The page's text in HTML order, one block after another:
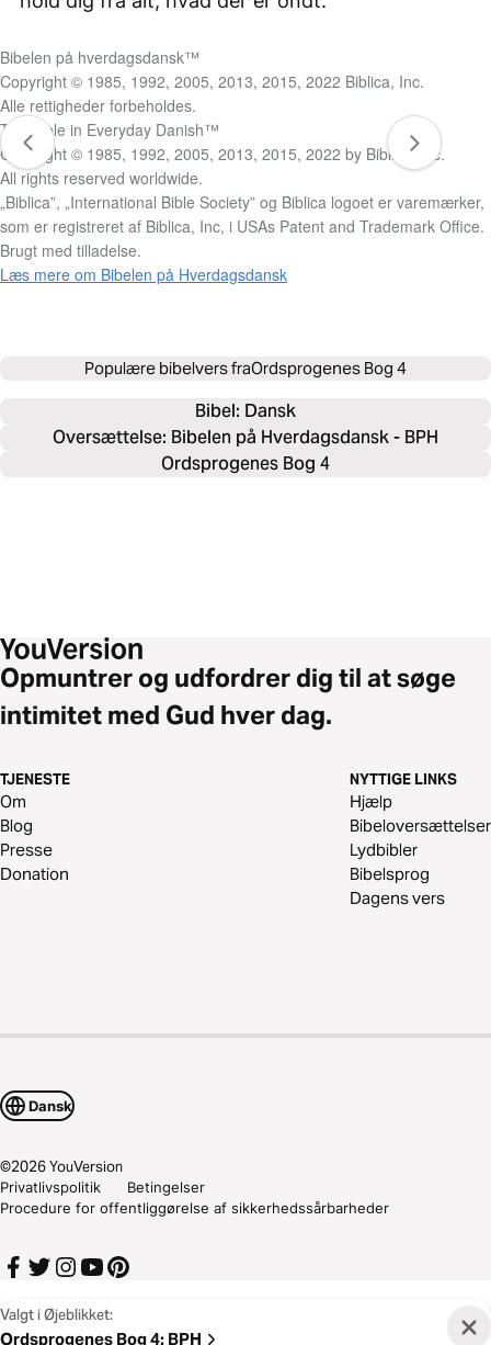
Valgt i Øjeblikket:
Ordsprogenes Bog 4: BPH
Bibelen på hverdagsdansk™
Copyright © 1985, 1992, 2005, 2013, 2015, 2022 Biblica, Inc.
Alle rettigheder forbeholdes.
The Bible in Everyday Danish™
Copyright © 1985, 1992, 2005, 2013, 2015, 2022 by Biblica, Inc.
All rights reserved worldwide.
„Biblica”, „International Bible Society” og Biblica logoet er varemærker,
som er registreret af Biblica, Inc, i USAs Patent and Trademark Office.
Brugt med tilladelse.
Læs mere om Bibelen på Hverdagsdansk
Populære bibelvers fraOrdsprogenes Bog 4
Bibel: Dansk
Oversættelse: Bibelen på Hverdagsdansk - BPH
Ordsprogenes Bog 4
Opmuntrer og udfordrer dig til at søge
intimitet med Gud hver dag.
TJENESTE
Om
Blog
Presse
Donation
NYTTIGE LINKS
Hjælp
Bibeloversættelser
Lydbibler
Bibelsprog
Dagens vers
Dansk
©2026YouVersion
Privatlivspolitik
Betingelser
Procedure for offentliggørelse af sikkerhedssårbarheder